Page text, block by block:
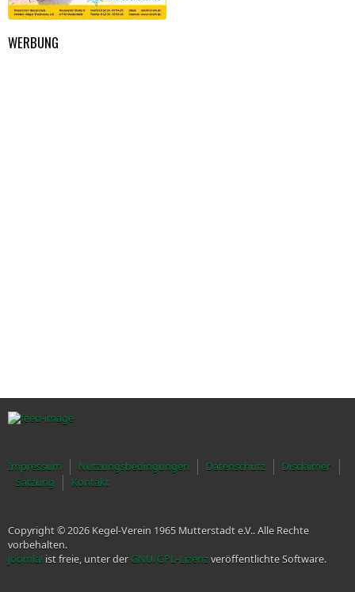
WERBUNG
Impressum Nutzungsbedingungen Datenschutz
Disclaimer
Satzung
Kontakt
Copyright © 2026 Kegel-Verein 1965 Mutterstadt e.V.. Alle Rechte
vorbehalten.
Joomla! ist freie, unter der GNU/GPL-Lizenzveröffentlichte Software.